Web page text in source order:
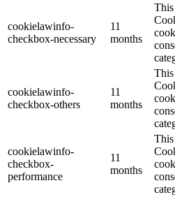
cookielawinfo-
checkbox-necessary
11
months
cookielawinfo-
checkbox-others
11
months
cookielawinfo-
checkbox-
performance
11
months